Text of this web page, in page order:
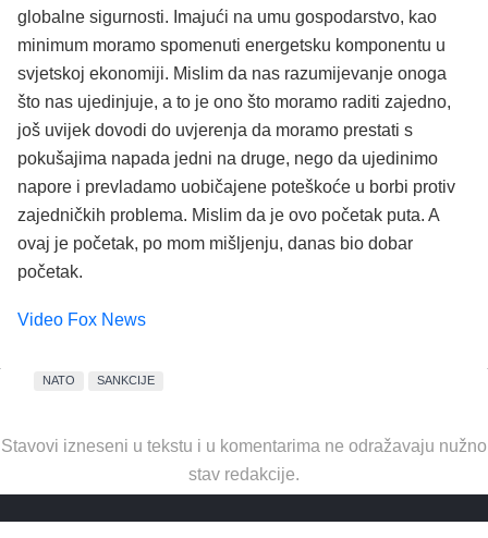
globalne sigurnosti. Imajući na umu gospodarstvo, kao
minimum moramo spomenuti energetsku komponentu u
svjetskoj ekonomiji. Mislim da nas razumijevanje onoga
što nas ujedinjuje, a to je ono što moramo raditi zajedno,
još uvijek dovodi do uvjerenja da moramo prestati s
pokušajima napada jedni na druge, nego da ujedinimo
napore i prevladamo uobičajene poteškoće u borbi protiv
zajedničkih problema. Mislim da je ovo početak puta. A
ovaj je početak, po mom mišljenju, danas bio dobar
početak.
Video Fox News
NATO SANKCIJE
Stavovi izneseni u tekstu i u komentarima ne odražavaju nužno
stav redakcije.